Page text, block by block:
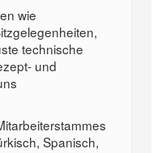
wie
technische
und
Spanisch,